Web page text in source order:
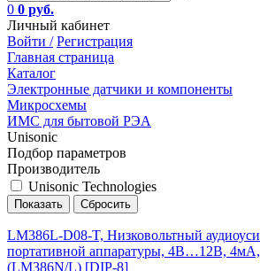
0 0 руб.
Личный кабинет
Войти / Регистрация
Главная страница
Каталог
Электронные датчики и компоненты
Микросхемы
ИМС для бытовой РЭА
Unisonic
Подбор параметров
Производитель
Unisonic Technologies
LM386L-D08-T, Низковольтный
портативной аппаратуры, 4В…12В,
(LM386N/L) [DIP-8]